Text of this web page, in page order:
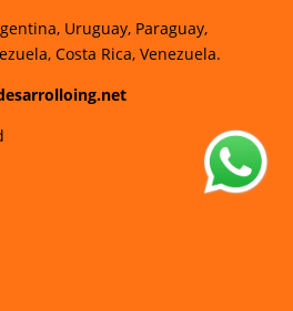
Uruguay, Paraguay,
Costa Rica, Venezuela.
w